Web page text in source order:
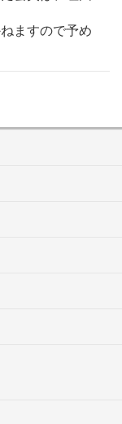
ますので予め